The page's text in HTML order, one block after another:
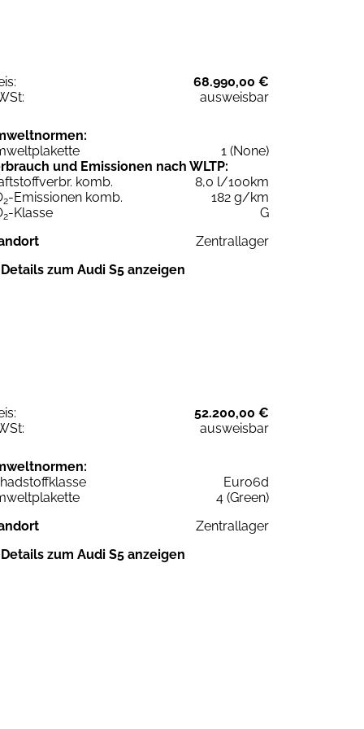
68.990,00 €
ausweisbar
1 (None)
und Emissionen nach WLTP:
komb.
8,0 l/100km
2-Emissionen komb.
182 g/km
2-Klasse
G
Zentrallager
zum Audi S5 anzeigen
52.200,00 €
ausweisbar
Euro6d
4 (Green)
Zentrallager
zum Audi S5 anzeigen